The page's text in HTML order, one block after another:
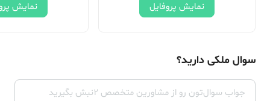
نمایش پروفایل نمایش
سوال ملکی دارید؟